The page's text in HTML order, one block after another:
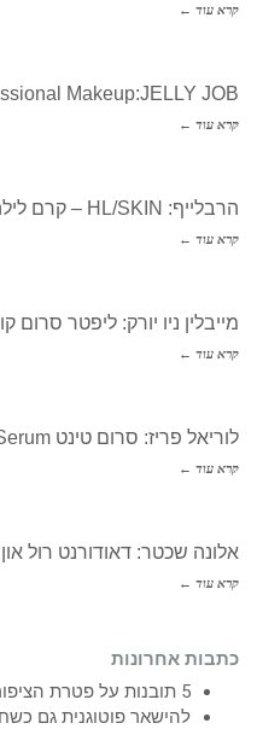
קרא עוד ←
Makeup:JELLY JOB
קרא עוד ←
הרבלייף: HL/SKIN – קרם לילה
קרא עוד ←
מייבלין ניו יורק: ליפטר סרום
קרא עוד ←
לוריאל פריז: סרום טינט Hyaluronic Tint Serum
קרא עוד ←
אלונה שכטר: דאודורנט רול און
קרא עוד ←
כתבות אחרונות
5 תובנות על פטרת הציפורן
להישאר פוטוגנית גם